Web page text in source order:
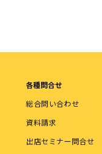
各種問合せ
総合問い合わせ
資料請求
出店セミナー問合せ